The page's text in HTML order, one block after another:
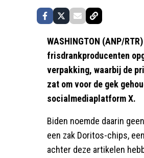
WASHINGTON (ANP/
frisdrankproducenten
verpakking, waarbij de
zat om voor de gek
socialmediaplatform X.
Biden noemde daarin
een zak Doritos-chips,
achter deze artikelen